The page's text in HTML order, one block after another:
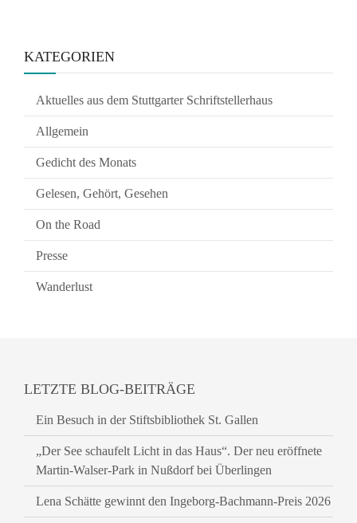
KATEGORIEN
Aktuelles aus dem Stuttgarter Schriftstellerhaus
Allgemein
Gedicht des Monats
Gelesen, Gehört, Gesehen
On the Road
Presse
Wanderlust
LETZTE BLOG-BEITRÄGE
Ein Besuch in der Stiftsbibliothek St. Gallen
„Der See schaufelt Licht in das Haus“. Der neu eröffnete
Martin-Walser-Park in Nußdorf bei Überlingen
Lena Schätte gewinnt den Ingeborg-Bachmann-Preis 2026